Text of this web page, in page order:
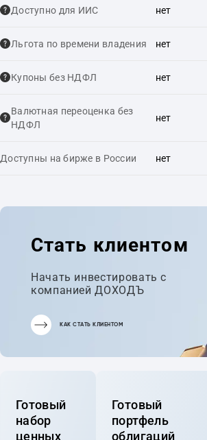
Доступно для ИИС нет
Льгота по времени владения нет
Купоны без НДФЛ нет
Валютная переоценка без
НДФЛ
нет
Доступны на бирже в России нет
Стать клиентом
Начать инвестировать с
компанией ДОХОДЪ
КАК СТАТЬ КЛИЕНТОМ
Готовый
набор
ценных
Готовый
портфель
облигаций